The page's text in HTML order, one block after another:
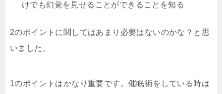
けでも幻覚を見せることができることを知る
2のポイントに関してはあまり必要はないのかな？と思
いました。
1のポイントはかなり重要です。催眠術をしている時は